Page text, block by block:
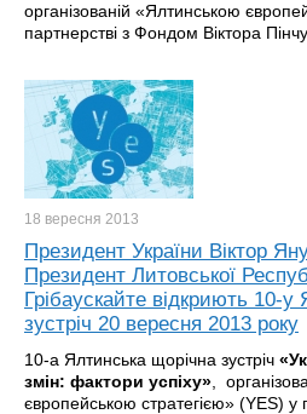
організованій «Ялтинською
партнерстві з Фондом Віктора
18 вересня 2013
Президент України Віктор
Президент Литовської
Грібаускайте відкриють 10-
зустріч 20 вересня 2013 року
10-а Ялтинська щорічна зустріч
змін: фактори успіху» ,
європейською стратегією» (YES) у